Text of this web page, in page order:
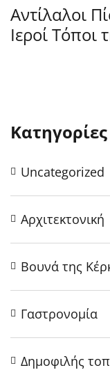
Αντίλαλοι
Ιεροί Τόποι
Κατηγορίες
Uncategorized
Αρχιτεκτονική
Βουνά της
Γαστρονομία
Δημοφιλής